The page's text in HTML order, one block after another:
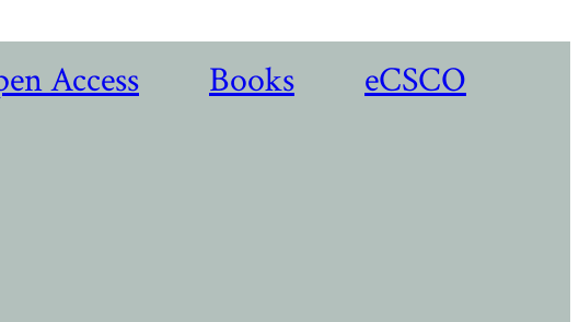
Access Books eCSCO